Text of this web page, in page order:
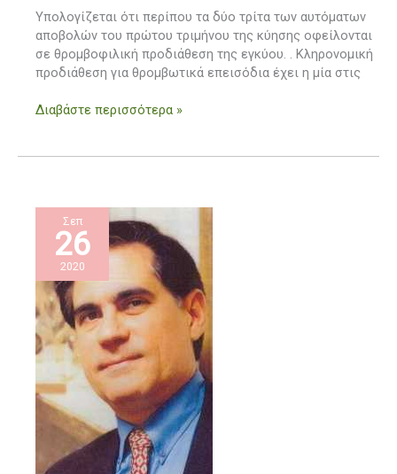
Υπολογίζεται ότι περίπου τα δύο τρίτα των αυτόματων
αποβολών του πρώτου τριμήνου της κύησης οφείλονται
σε θρομβοφιλική προδιάθεση της εγκύου. . Κληρονομική
προδιάθεση για θρομβωτικά επεισόδια έχει η μία στις
το
έμβρυο
Διαβάστε περισσότερα »
Σεπ
26
2020